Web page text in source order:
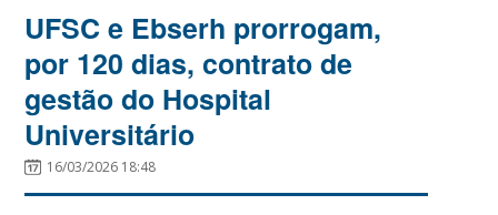
UFSC e Ebserh prorrogam,
por 120 dias, contrato de
gestão do Hospital
Universitário
16/03/2026 18:48